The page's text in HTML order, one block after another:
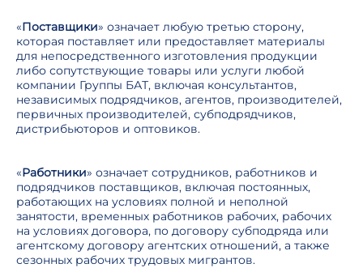
«Поставщики» означает любую третью сторону,
которая поставляет или предоставляет материалы
для непосредственного изготовления продукции
либо сопутствующие товары или услуги любой
компании Группы БАТ, включая консультантов,
независимых подрядчиков, агентов, производителей,
первичных производителей, субподрядчиков,
дистрибьюторов и оптовиков.
«Работники» означает сотрудников, работников и
подрядчиков поставщиков, включая постоянных,
работающих на условиях полной и неполной
занятости, временных работников рабочих, рабочих
на условиях договора, по договору субподряда или
агентскому договору агентских отношений, а также
сезонных рабочих трудовых мигрантов.